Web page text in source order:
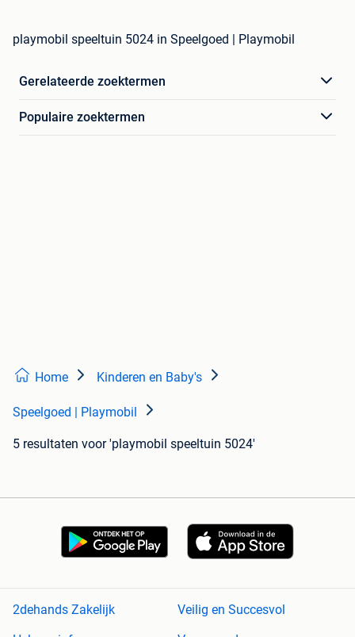
playmobil speeltuin 5024 in Speelgoed | Playmobil
Gerelateerde zoektermen
Populaire zoektermen
Home Kinderen en Baby's
Speelgoed | Playmobil
5 resultaten voor 'playmobil speeltuin 5024'
2dehands Zakelijk
Veilig en Succesvol